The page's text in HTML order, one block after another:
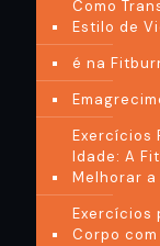
Como
Estilo de
é na
Exercícios
Idade: A
Melhorar
Exercícios
Corpo